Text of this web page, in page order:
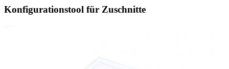
Konfigurationstool für Zuschnitte